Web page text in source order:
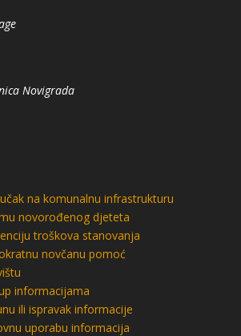
Novigrada
na komunalnu infrastrukturu
novorođenog djeteta
troškova stanovanja
novčanu pomoć
informacijama
ili ispravak informacije
uporabu informacija